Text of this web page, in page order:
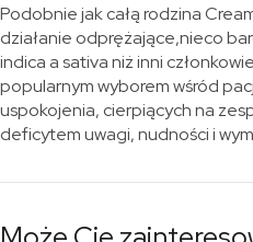
Podobnie jak całą rodzina
działanie odprężające,nieco
indica a sativa niż inni
popularnym wyborem wśród
uspokojenia, cierpiących na
deficytem uwagi, nudności i